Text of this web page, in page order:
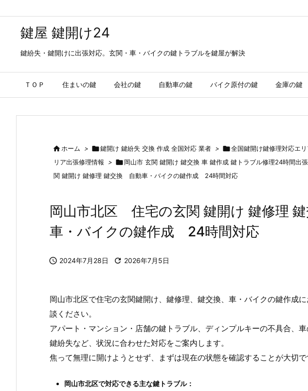
鍵屋 鍵開け24
鍵紛失・鍵開けに出張対応。玄関・車・バイクの鍵トラブルを鍵屋が解決
ＴＯＰ 住まいの鍵 会社の鍵 自動車の鍵 バイク原付の鍵 金庫の鍵
ホーム > 鍵開け 鍵紛失 交換 作成 全国対応 業者 > 全国鍵開け鍵修理対応エリ
リア出張修理情報
> 岡山市 玄関 鍵開け 鍵交換 車 鍵作成 鍵トラブル修理24時間出張
関 鍵開け 鍵修理 鍵交換 自動車・バイクの鍵作成 24時間対応
岡山市北区 住宅の玄関 鍵開け 鍵修理
車・バイクの鍵作成 24時間対応
 2024年7月28日  2026年7月5日
岡山市北区で住宅の玄関鍵開け、鍵修理、鍵交換、車・バイクの鍵作成
談ください。
アパート・マンション・店舗の鍵トラブル、ディンプルキーの不具合、
鍵紛失など、状況に合わせた対応をご案内します。
焦って無理に開けようとせず、まずは現在の状態を確認することが大切で
岡山市北区で対応できる主な鍵トラブル：